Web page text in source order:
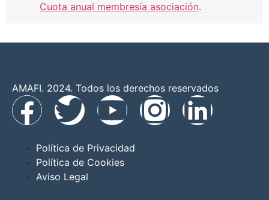
Cuota anual membresía asociación.
AMAFI. 2024. Todos los derechos reservados
Política de Privacidad
Política de Cookies
Aviso Legal